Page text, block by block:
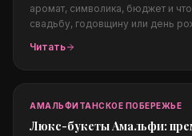
аромат, символика, бюджет и
свадьбу, годовщину или день
Афродиты до викторианского
Читать
АМАЛЬФИТАНСКОЕ ПОБЕРЕЖЬЕ
Люкс-букеты Амальфи: